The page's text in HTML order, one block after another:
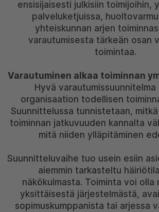
ensisijaisesti julkisiin toimijoihin,
palveluketjuissa,
yhteiskunnan arjen
varautumisesta tärkeän osan
toimintaa.
Varautuminen alkaa toiminnan
Hyvä varautumissuunnitelma
organisaation todellisen
Suunnittelussa tunnistetaan,
toiminnan jatkuvuuden kannalta
mitä niiden ylläpitäminen
Suunnitteluvaihe tuo usein esiin
aiemmin tarkasteltu
näkökulmasta. Toiminta voi olla
yksittäisestä järjestelmästä,
sopimuskumppanista tai arjessa